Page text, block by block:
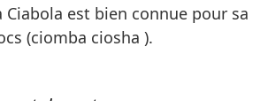
est bien connue pour sa
(ciomba ciosha ).